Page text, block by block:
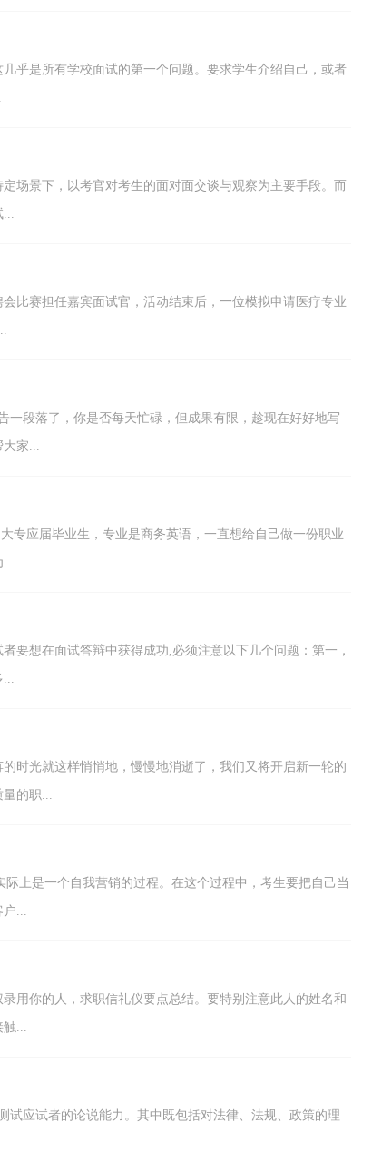
乎是所有学校面试的第一个问题。要求学生介绍自己，或者
场景下，以考官对考生的面对面交谈与观察为主要手段。而
...
比赛担任嘉宾面试官，活动结束后，一位模拟申请医疗专业
段落了，你是否每天忙碌，但成果有限，趁现在好好地写
大家...
专应届毕业生，专业是商务英语，一直想给自己做一份职业
...
要想在面试答辩中获得成功,必须注意以下几个问题：第一，
...
时光就这样悄悄地，慢慢地消逝了，我们又将开启新一轮的
量的职...
上是一个自我营销的过程。在这个过程中，考生要把自己当
户...
你的人，求职信礼仪要点总结。要特别注意此人的姓名和
触...
试应试者的论说能力。其中既包括对法律、法规、政策的理